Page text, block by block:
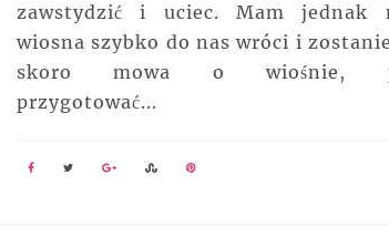
zawstydzić i uciec. Mam jednak
wiosna szybko do nas wróci i
skoro mowa o wiośnie,
przygotować...